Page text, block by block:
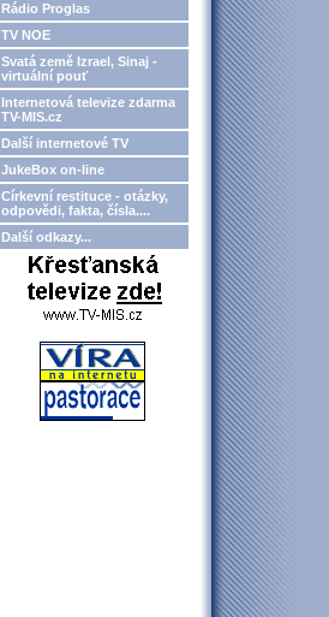
Rádio Proglas
TV NOE
Svatá země Izrael, Sinaj -
virtuální pouť
Internetová televize zdarma
TV-MIS.cz
Další internetové TV
JukeBox on-line
Církevní restituce - otázky,
odpovědi, fakta, čísla....
Další odkazy...